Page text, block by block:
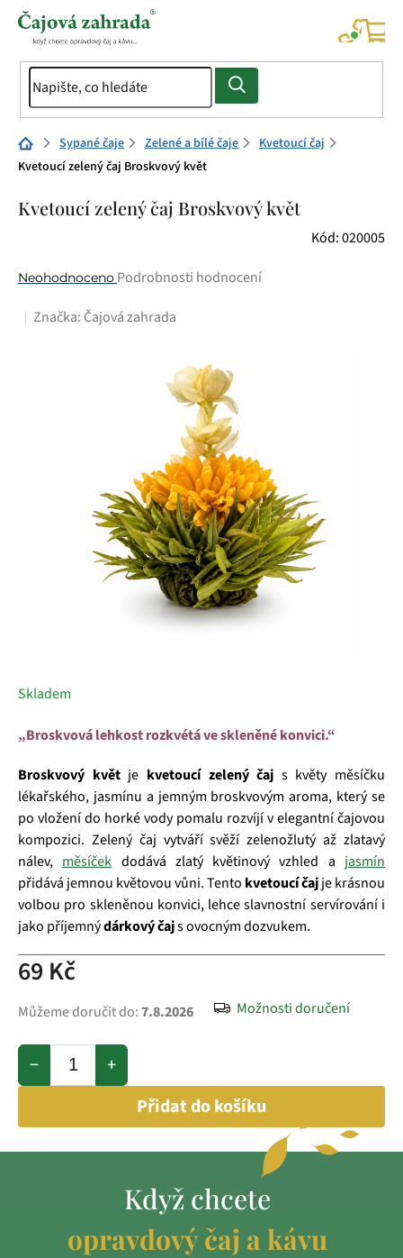
Přejít
Domů Sypané čaje Zelené a bílé čaje
Kvetoucí čaj
Kvetoucí zelený čaj Broskvový květ
Kvetoucí zelený čaj Broskvový květ
Kód:020005
Průměrné
produktu
Neohodnoceno Podrobnosti hodnocení
Značka: Čajová zahrada
69 Kč
Skladem
Můžeme doručit do:7.8.2026 Možnosti doručení
+
−
Přidat do košíku
„Broskvová lehkost rozkvétá ve skleněné konvici.“
Broskvový květje kvetoucí zelený čaj s květy měsíčku
lékařského, jasmínu a jemným broskvovým aroma, který se
po vložení do horké vody pomalu rozvíjí v elegantní čajovou
kompozici. Zelený čaj vytváří svěží zelenožlutý až zlatavý
nálev, měsíček dodává zlatý květinový vzhled a jasmín
přidává jemnou květovou vůni. Tento kvetoucí čajje krásnou
volbou pro skleněnou konvici, lehce slavnostní servírování i
jako příjemnýdárkový čajs ovocným dozvukem.
Když chcete
opravdový čaj a kávu